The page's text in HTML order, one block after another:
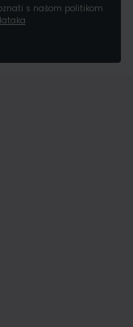
s našom politikom